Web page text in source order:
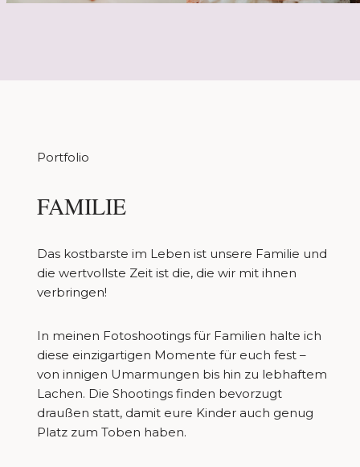
Portfolio
FAMILIE
Das kostbarste im Leben ist unsere Familie und
die wertvollste Zeit ist die, die wir mit ihnen
verbringen!
In meinen Fotoshootings für Familien halte ich
diese einzigartigen Momente für euch fest –
von innigen Umarmungen bis hin zu lebhaftem
Lachen. Die Shootings finden bevorzugt
draußen statt, damit eure Kinder auch genug
Platz zum Toben haben.